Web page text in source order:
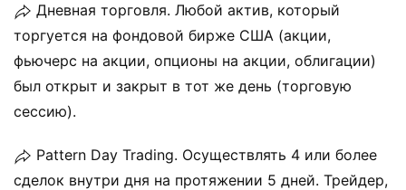
Дневная торговля. Любой актив, который
торгуется на фондовой бирже США (акции,
фьючерс на акции, опционы на акции, облигации)
был открыт и закрыт в тот же день (торговую
сессию).
Pattern Day Trading. Осуществлять 4 или более
сделок внутри дня на протяжении 5 дней. Трейдер,